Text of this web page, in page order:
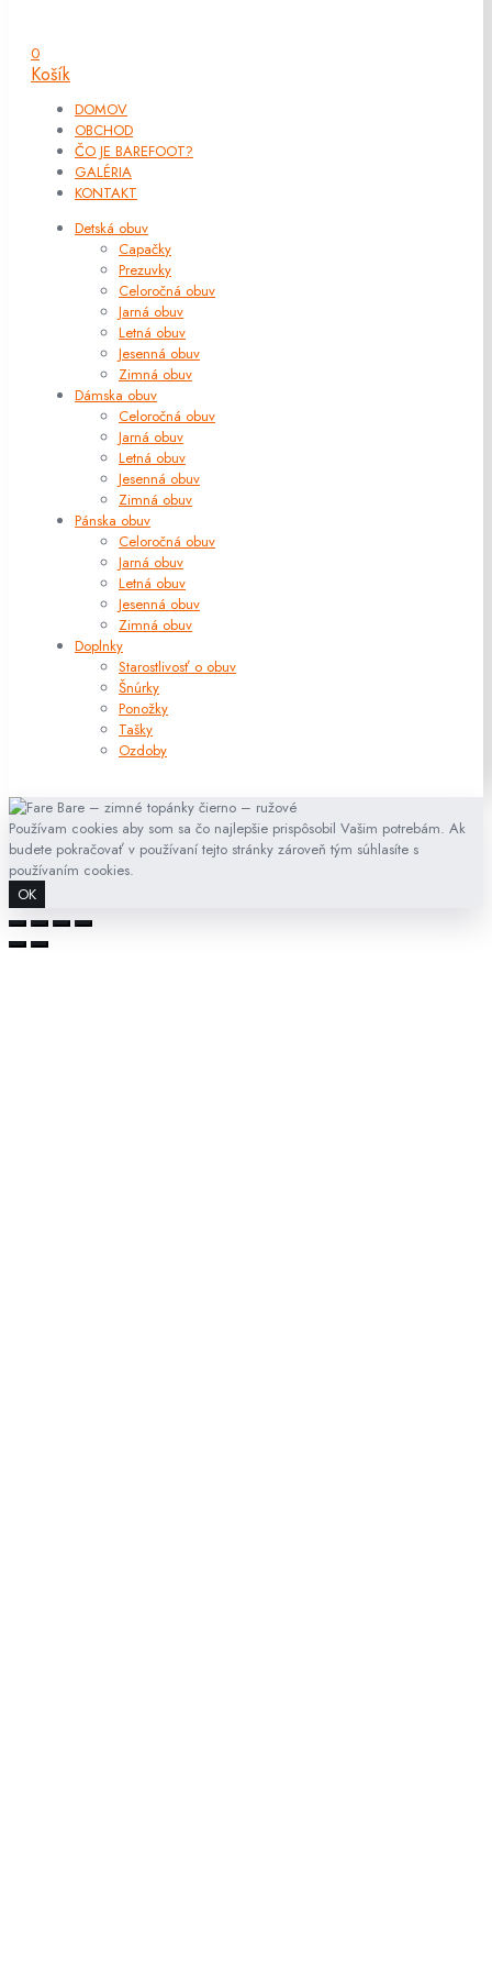
0
Košík
DOMOV
OBCHOD
ČO JE BAREFOOT?
GALÉRIA
KONTAKT
Detská obuv
Capačky
Prezuvky
Celoročná obuv
Jarná obuv
Letná obuv
Jesenná obuv
Zimná obuv
Dámska obuv
Celoročná obuv
Jarná obuv
Letná obuv
Jesenná obuv
Zimná obuv
Pánska obuv
Celoročná obuv
Jarná obuv
Letná obuv
Jesenná obuv
Zimná obuv
Doplnky
Starostlivosť o obuv
Šnúrky
Ponožky
Tašky
Ozdoby
Používam cookies aby som sa čo najlepšie prispôsobil Vašim potrebám. Ak
budete pokračovať v používaní tejto stránky zároveň tým súhlasíte s
používaním cookies.
OK